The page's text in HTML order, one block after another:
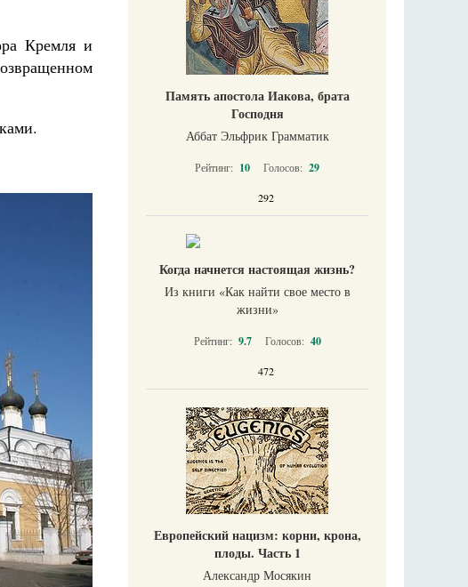
Кремля и
Память апостола Иакова, брата
Господня
Аббат Эльфрик Грамматик
Рейтинг: 10 Голосов: 29
292
Когда начнется настоящая жизнь?
Из книги «Как найти свое место в
жизни​»
Рейтинг: 9.7 Голосов: 40
472
Европейский нацизм: корни, крона,
плоды. Часть 1
Александр Мосякин